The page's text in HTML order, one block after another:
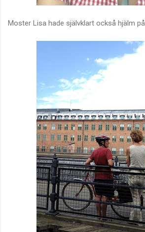
Moster Lisa hade självklart också hjälm på